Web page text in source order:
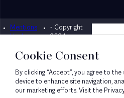
Mentions
légales
- Copyright
2024
Designed
Cookie Consent
By clicking “Accept”, you agree to
device to enhance site navigation,
our marketing efforts. Visit the